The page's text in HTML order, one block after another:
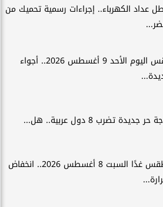
عداد الكهرباء.. إجراءات رسمية تحميك من
طقس اليوم الأحد 9 أغسطس 2026.. أجواء
جديدة تضرب 8 دول عربية.. هل...
الطقس غدًا السبت 8 أغسطس 2026.. انخفاض